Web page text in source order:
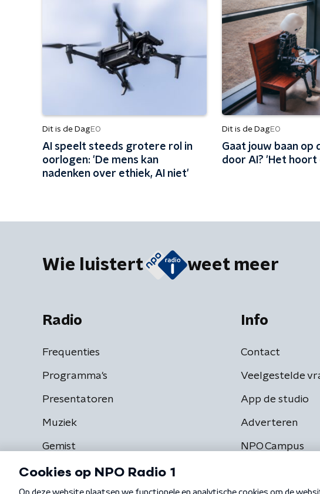
Dit is de DagEO
AI speelt steeds grotere rol in
oorlogen: 'De mens kan
nadenken over ethiek, AI niet'
Dit is de DagEO
Gaat jouw baan op
door AI? 'Het hoort
Wie luistert weet meer
Radio
Frequenties
Programma's
Presentatoren
Muziek
Gemist
Info
Contact
Veelgestelde
App de studio
Adverteren
NPO Campus